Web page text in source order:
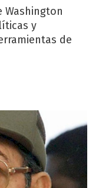
Washington
y
de